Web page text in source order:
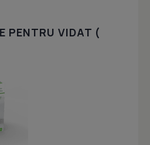
PENTRU VIDAT (